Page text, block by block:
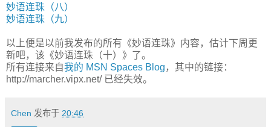
妙语连珠（八）
妙语连珠（九）
以上便是以前我发布的所有《妙语连珠》内容，估计下周更
新吧，该《妙语连珠（十）》了。
所有连接来自我的 MSN Spaces Blog，其中的链接：
http://marcher.vipx.net/ 已经失效。
Chen 发布于 20:46